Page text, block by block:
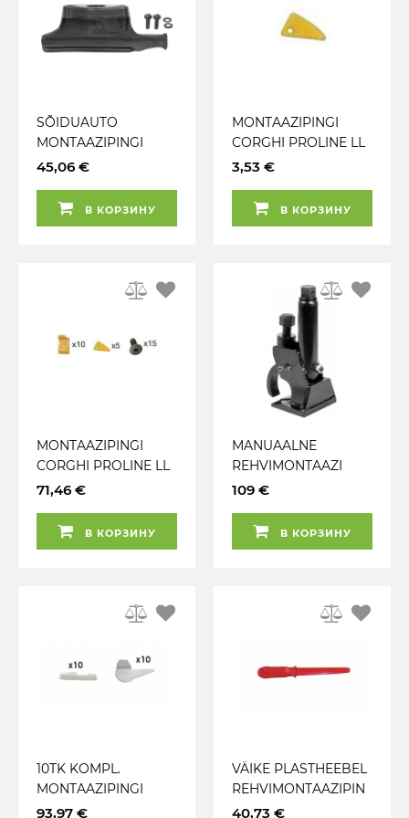
SÕIDUAUTO
MONTAAZIPINGI
MONTAAZIPEA
(RUNFLAT. M LOW
PROFILE) JBM
45,06 €
В КОРЗИНУ
MONTAAZIPINGI
CORGHI PROLINE LL
2019-> PLASTKATE
3,53 €
В КОРЗИНУ
MONTAAZIPINGI
CORGHI PROLINE LL
2019-> PLASTKATETE
71,46 €
В КОРЗИНУ
MANUAALNE
REHVIMONTAAZI
ABINÕU JBM
109 €
В КОРЗИНУ
10TK KOMPL.
MONTAAZIPINGI
CORGHI 2022 ->
93,97 €
VÄIKE PLASTHEEBEL
REHVIMONTAAZIPIN
GILE CORGHI
40,73 €